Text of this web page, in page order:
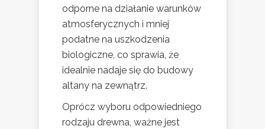
odporne na działanie warunków
atmosferycznych i mniej
podatne na uszkodzenia
biologiczne, co sprawia, że
idealnie nadaje się do budowy
altany na zewnątrz.
Oprócz wyboru odpowiedniego
rodzaju drewna, ważne jest